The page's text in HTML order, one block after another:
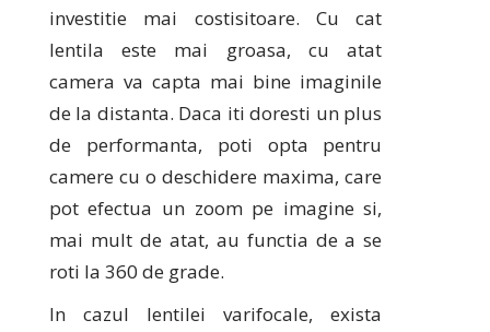
investitie mai costisitoare. Cu cat
lentila este mai groasa, cu atat
camera va capta mai bine imaginile
de la distanta. Daca iti doresti un plus
de performanta, poti opta pentru
camere cu o deschidere maxima, care
pot efectua un zoom pe imagine si,
mai mult de atat, au functia de a se
roti la 360 de grade.
In cazul lentilei varifocale, exista